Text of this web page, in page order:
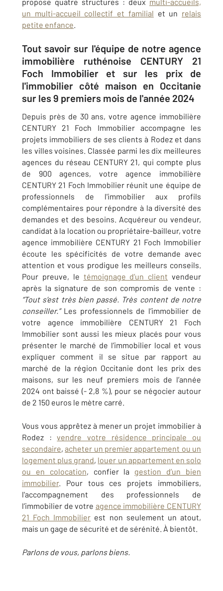
un multi-accueil collectif et familial et un relais
petite enfance.
Tout savoir sur l'équipe de notre agence
immobilière ruthénoise CENTURY 21
Foch Immobilier et sur les prix de
l'immobilier côté maison en Occitanie
sur les 9 premiers mois de l'année 2024
Depuis près de 30 ans, votre agence immobilière
CENTURY 21 Foch Immobilier accompagne les
projets immobiliers de ses clients à Rodez et dans
les villes voisines. Classée parmi les dix meilleures
agences du réseau CENTURY 21, qui compte plus
de 900 agences, votre agence immobilière
CENTURY 21 Foch Immobilier réunit une équipe de
professionnels de l'immobilier aux profils
complémentaires pour répondre à la diversité des
demandes et des besoins. Acquéreur ou vendeur,
candidat à la location ou propriétaire-bailleur, votre
agence immobilière CENTURY 21 Foch Immobilier
écoute les spécificités de votre demande avec
attention et vous prodigue les meilleurs conseils.
Pour preuve, le témoignage d’un client vendeur
après la signature de son compromis de vente :
“Tout s’est très bien passé. Très content de notre
conseiller.” Les professionnels de l’immobilier de
votre agence immobilière CENTURY 21 Foch
Immobilier sont aussi les mieux placés pour vous
présenter le marché de l’immobilier local et vous
expliquer comment il se situe par rapport au
marché de la région Occitanie dont les prix des
maisons, sur les neuf premiers mois de l’année
2024 ont baissé (- 2,8 %), pour se négocier autour
de 2 150 euros le mètre carré.
Vous vous apprêtez à mener un projet immobilier à
Rodez :vendre votre résidence principale ou
secondaire,acheter un premier appartement ou un
logement plus grand, louer un appartement en solo
ou en colocation, confier la gestion d’un bien
immobilier. Pour tous ces projets immobiliers,
l'accompagnement des professionnels de
l’immobilier de votre agence immobilière CENTURY
21 Foch Immobilier est non seulement un atout,
mais un gage de sécurité et de sérénité. À bientôt.
Parlons de vous, parlons biens.